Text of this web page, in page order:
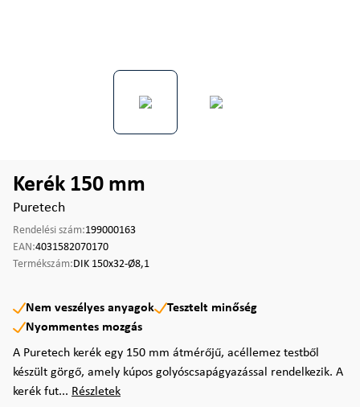
Kerék 150 mm
Puretech
Rendelési szám:199000163
EAN:4031582070170
Termékszám:DIK 150x32-Ø8,1
Nem veszélyes anyagok
Tesztelt minőség
Nyommentes mozgás
A Puretech kerék egy 150 mm átmérőjű, acéllemez testből
készült görgő, amely kúpos golyóscsapágyazással rendelkezik. A
kerék fut... Részletek